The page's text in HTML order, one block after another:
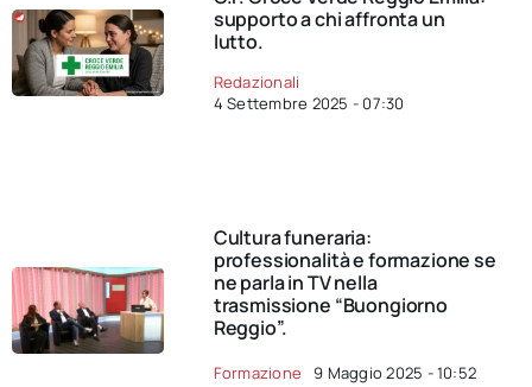
supporto a chi affronta un
lutto.
Redazionali
4 Settembre 2025 - 07:30
Cultura funeraria:
professionalità e formazione se
ne parla in TV nella
trasmissione “Buongiorno
Reggio”.
Formazione 9 Maggio 2025 - 10:52